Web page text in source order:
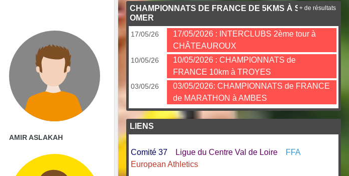
AMIR ASLAKAH
CHAMPIONNATS DE FRANCE DE 5KMS À SAINT
OMER
17/05/26
17/05/2026 : INTERCLUBS 2ème tour à
CHÂTEAUROUX
10/05/26
10/05/2026 : CHAMPIONNATS de
FRANCE 10km à TROYES
03/05/26
03/05/2026: CHAMPIONNATS de FRANCE
de MARATHON à AMBES
+ de résultats
LIENS
Comité 37 Ligue du Centre Val de Loire
FFA
European Athletics